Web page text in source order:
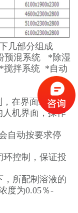
几部分组成
预混系统 *除湿
搅拌系统 *自动
在界面上操作
人机界面，操作
自动按要求停
控制，保证投
所配制溶液的
度为0.05％-